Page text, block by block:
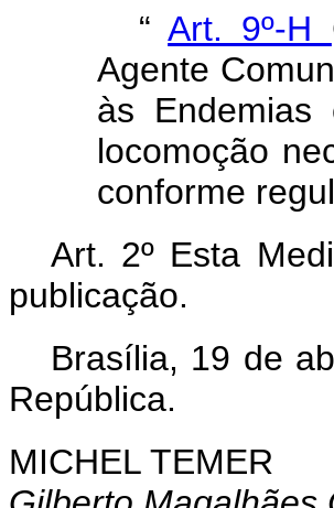
“Art. 9º-H
Agente
às Endemias
locomoção
conforme
Art. 2º Esta
publicação.
Brasília, 19 de
República.
MICHEL TEMER